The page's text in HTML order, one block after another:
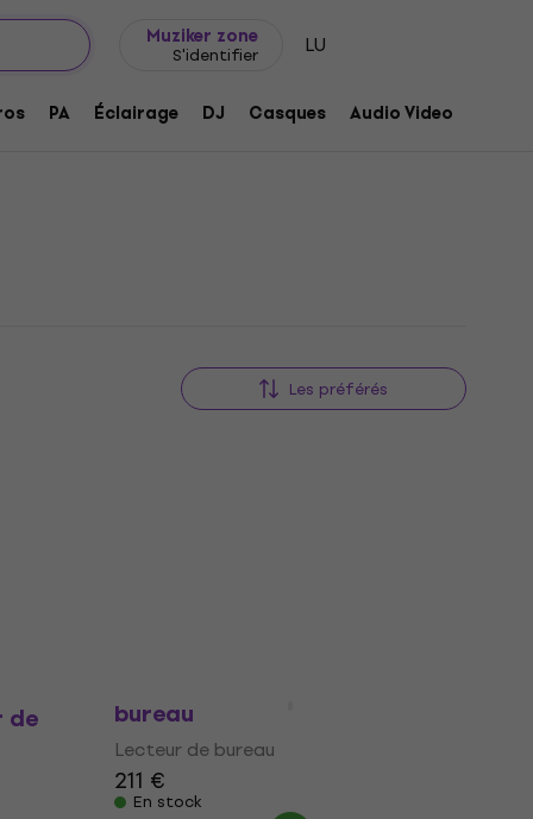
Muziker zone
S'identifier LU
PA Éclairage DJ Casques Audio Video
Les préférés
de bureau
Lecteur de bureau
211 €
En stock